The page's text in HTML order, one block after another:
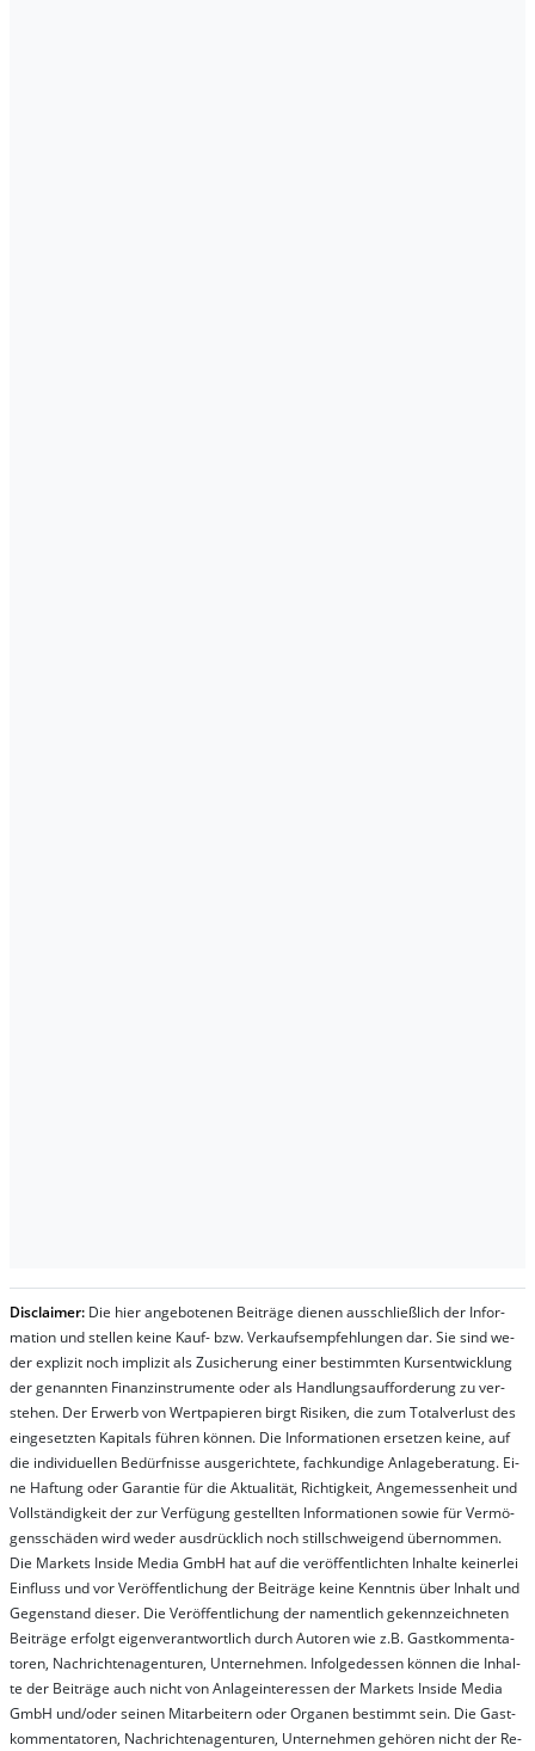
Dis­clai­mer: Die hier an­ge­bo­te­nen Bei­trä­ge die­nen aus­schließ­lich der In­for­
ma­t­ion und stel­len kei­ne Kauf- bzw. Ver­kaufs­em­pfeh­lung­en dar. Sie sind we­
der ex­pli­zit noch im­pli­zit als Zu­sich­er­ung ei­ner be­stim­mt­en Kurs­ent­wick­lung
der ge­nan­nt­en Fi­nanz­in­stru­men­te oder als Handl­ungs­auf­for­der­ung zu ver­
steh­en. Der Er­werb von Wert­pa­pier­en birgt Ri­si­ken, die zum To­tal­ver­lust des
ein­ge­setz­ten Ka­pi­tals füh­ren kön­nen. Die In­for­ma­tion­en er­setz­en kei­ne, auf
die in­di­vi­du­el­len Be­dür­fnis­se aus­ge­rich­te­te, fach­kun­di­ge An­la­ge­be­ra­tung. Ei­
ne Haf­tung oder Ga­ran­tie für die Ak­tu­ali­tät, Rich­tig­keit, An­ge­mes­sen­heit und
Vol­lständ­ig­keit der zur Ver­fü­gung ge­stel­lt­en In­for­ma­tion­en so­wie für Ver­mö­
gens­schä­den wird we­der aus­drück­lich noch stil­lschwei­gend über­nom­men.
Die Mar­kets In­side Me­dia GmbH hat auf die ver­öf­fent­lich­ten In­hal­te kei­ner­lei
Ein­fluss und vor Ver­öf­fent­lich­ung der Bei­trä­ge kei­ne Ken­nt­nis über In­halt und
Ge­gen­stand die­ser. Die Ver­öf­fent­lich­ung der na­ment­lich ge­kenn­zeich­net­en
Bei­trä­ge er­folgt ei­gen­ver­ant­wort­lich durch Au­tor­en wie z.B. Gast­kom­men­ta­
tor­en, Nach­richt­en­ag­en­tur­en, Un­ter­neh­men. In­fol­ge­des­sen kön­nen die In­hal­
te der Bei­trä­ge auch nicht von An­la­ge­in­te­res­sen der Mar­kets In­side Me­dia
GmbH und/oder sei­nen Mit­ar­bei­tern oder Or­ga­nen be­stim­mt sein. Die Gast­
kom­men­ta­tor­en, Nach­rich­ten­ag­en­tur­en, Un­ter­neh­men ge­hör­en nicht der Re­